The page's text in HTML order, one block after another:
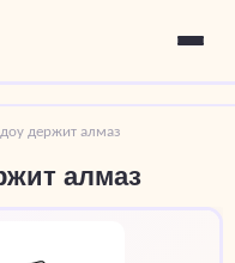
держит алмаз
алмаз